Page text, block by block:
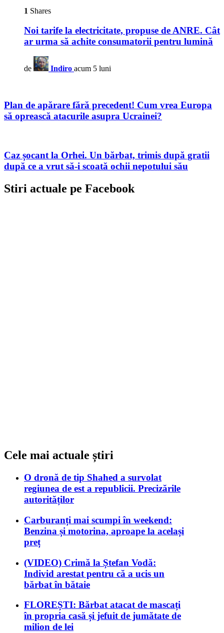
1 Shares
Noi tarife la electricitate, propuse de ANRE. Cât
ar urma să achite consumatorii pentru lumină
de Indiro acum 5 luni
Plan de apărare fără precedent! Cum vrea Europa
să oprească atacurile asupra Ucrainei?
Caz șocant la Orhei. Un bărbat, trimis după gratii
după ce a vrut să-i scoată ochii nepotului său
Stiri actuale pe Facebook
Cele mai actuale știri
O dronă de tip Shahed a survolat
regiunea de est a republicii. Precizările
autorităților
Carburanți mai scumpi în weekend:
Benzina și motorina, aproape la același
preț
(VIDEO) Crimă la Ștefan Vodă:
Individ arestat pentru că a ucis un
bărbat în bătaie
FLOREȘTI: Bărbat atacat de mascați
în propria casă și jefuit de jumătate de
milion de lei